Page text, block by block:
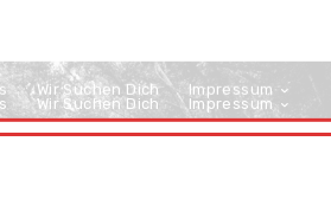
Wir Suchen Dich Impressum
Wir Suchen Dich Impressum